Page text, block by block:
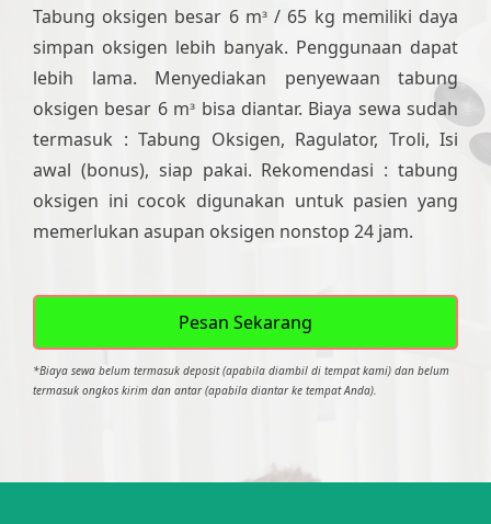
Tabung oksigen besar 6 mᶟ / 65 kg memiliki daya
simpan oksigen lebih banyak. Penggunaan dapat
lebih lama. Menyediakan penyewaan tabung
oksigen besar 6 mᶟ bisa diantar. Biaya sewa sudah
termasuk : Tabung Oksigen, Ragulator, Troli, Isi
awal (bonus), siap pakai. Rekomendasi : tabung
oksigen ini cocok digunakan untuk pasien yang
memerlukan asupan oksigen nonstop 24 jam.
Pesan Sekarang
*Biaya sewa belum termasuk deposit (apabila diambil di tempat kami) dan belum
termasuk ongkos kirim dan antar (apabila diantar ke tempat Anda).